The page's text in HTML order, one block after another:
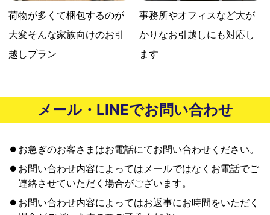
荷物が多くて梱包するのが
大変そんな家族向けのお引
越しプラン
事務所やオフィスなど大が
かりなお引越しにも対応し
ます
メール・LINEでお問い合わせ
お急ぎのお客さまはお電話にてお問い合わせください。
お問い合わせ内容によってはメールではなくお電話でご
連絡させていただく場合がございます。
お問い合わせ内容によってはお返事にお時間をいただく